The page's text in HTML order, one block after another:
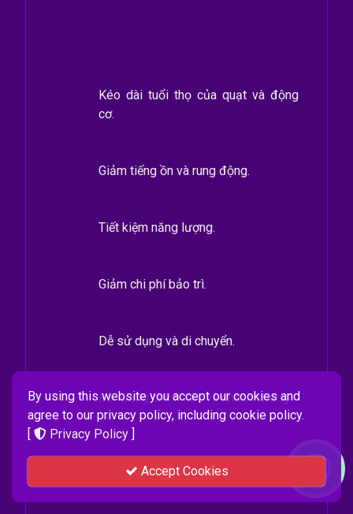
Kéo dài tuổi thọ của quạt và động
cơ.
Giảm tiếng ồn và rung động.
Tiết kiệm năng lượng.
Giảm chi phí bảo trì.
Dễ sử dụng và di chuyển.
Đo lường chính xác và nhanh chóng.
By using this website you accept our cookies and
agree to our privacy policy, including cookie policy.
[
Privacy Policy ]
Accept Cookies